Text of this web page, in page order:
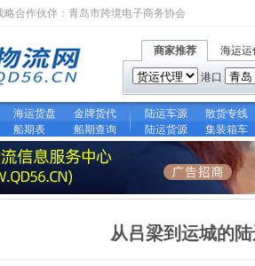
合作伙伴： 青岛市跨境电子商务协会
商家推荐 海运运
港口
海运货盘 金牌货代 陆运车源
散货专线
船期表 船期查询 陆运货源 集装箱车
从吕梁到运城的